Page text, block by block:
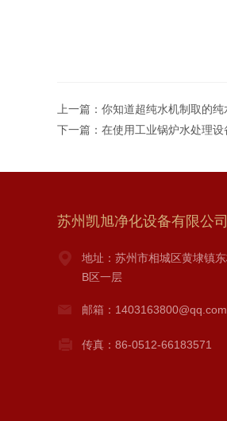
上一篇： 你知道超纯水机制取的
下一篇： 在使用工业锅炉水处理
苏州凯旭净化设备有限公司
地址：苏州市相城区黄埭镇
B区一层
邮箱：1403163800@qq.com
传真：86-0512-66183571